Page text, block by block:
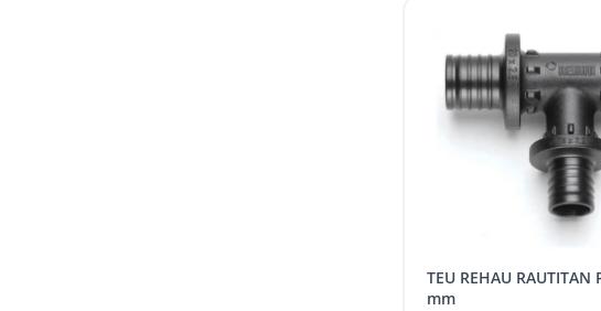
TEU REHAU RAUTITAN PX D.25x32x25
mm